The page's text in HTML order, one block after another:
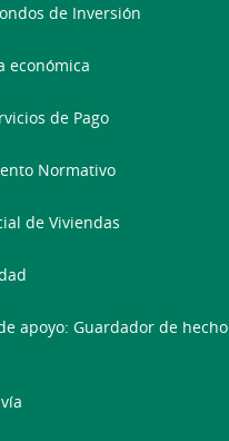
de Inversión
económica
de Pago
Normativo
de Viviendas
apoyo: Guardador de hecho